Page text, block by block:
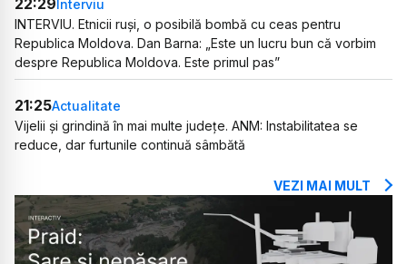
22:29Interviu
INTERVIU. Etnicii ruși, o posibilă bombă cu ceas pentru
Republica Moldova. Dan Barna: „Este un lucru bun că vorbim
despre Republica Moldova. Este primul pas”
21:25Actualitate
Vijelii și grindină în mai multe județe. ANM: Instabilitatea se
reduce, dar furtunile continuă sâmbătă
VEZI MAI MULT